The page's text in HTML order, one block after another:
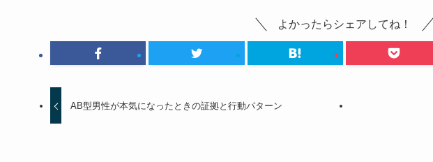
よかったらシェアしてね！
AB型男性が本気になったときの証拠と行動パターン